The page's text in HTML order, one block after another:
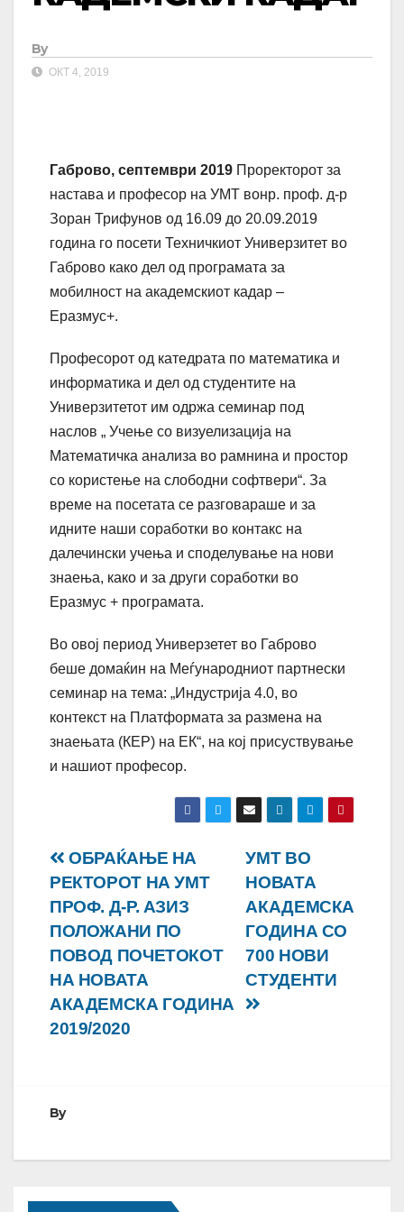
By
ОКТ 4, 2019
Габрово, септември 2019 Проректорот за
настава и професор на УМТ вонр. проф. д-р
Зоран Трифунов од 16.09 до 20.09.2019
година го посети Техничкиот Универзитет во
Габрово како дел од програмата за
мобилност на академскиот кадар –
Еразмус+.
Професорот од катедрата по математика и
информатика и дел од студентите на
Универзитетот им одржа семинар под
наслов „ Учење со визуелизација на
Математичка анализа во рамнина и простор
со користење на слободни софтвери“. За
време на посетата се разговараше и за
идните наши соработки во контакс на
далечински учења и споделување на нови
знаења, како и за други соработки во
Еразмус + програмата.
Во овој период Универзетет во Габрово
беше домаќин на Меѓународниот партнески
семинар на тема: „Индустрија 4.0, во
контекст на Платформата за размена на
знаењата (КЕР) на ЕК“, на кој присуствување
и нашиот професор.
Навигација
на
напис
УМТ ВО
НОВАТА
АКАДЕМСКА
ГОДИНА СО
700 НОВИ
СТУДЕНТИ
ОБРАЌАЊЕ НА
РЕКТОРОТ НА УМТ
ПРОФ. Д-Р. АЗИЗ
ПОЛОЖАНИ ПО
ПОВОД ПОЧЕТОКОТ
НА НОВАТА
АКАДЕМСКА ГОДИНА
2019/2020
By